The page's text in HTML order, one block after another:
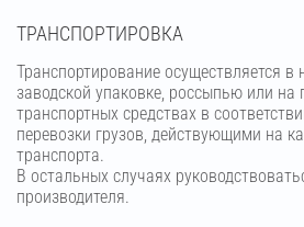
ТРАНСПОРТИРОВКА
Транспортирование осуществляется в
заводской упаковке, россыпью или на
транспортных средствах в
перевозки грузов, действующими на
транспорта.
В остальных случаях
производителя.